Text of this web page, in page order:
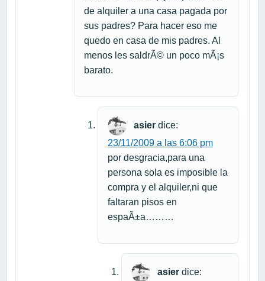
de alquiler a una casa pagada por
sus padres? Para hacer eso me
quedo en casa de mis padres. Al
menos les saldrÃ© un poco mÃ¡s
barato.
asier dice:
23/11/2009 a las 6:06 pm
por desgracia,para una
persona sola es imposible la
compra y el alquiler,ni que
faltaran pisos en
espaÃ±a………
asier dice: